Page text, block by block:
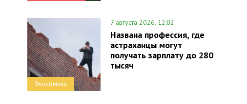
Экономика
7 августа 2026, 12:02
Названа профессия, где
астраханцы могут
получать зарплату до 280
тысяч